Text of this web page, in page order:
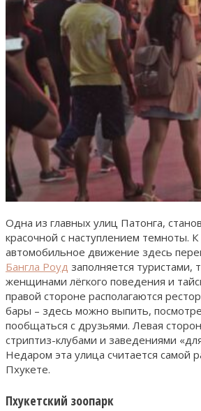
Одна из главных улиц Патонга,
красочной с наступлением темноты.
автомобильное движение здесь
Бангла Роуд заполняется туристами,
женщинами лёгкого поведения и
правой стороне располагаются
бары – здесь можно выпить,
пообщаться с друзьями. Левая
стриптиз-клубами и заведениями
Недаром эта улица считается самой
Пхукете.
Пхукетский зоопарк